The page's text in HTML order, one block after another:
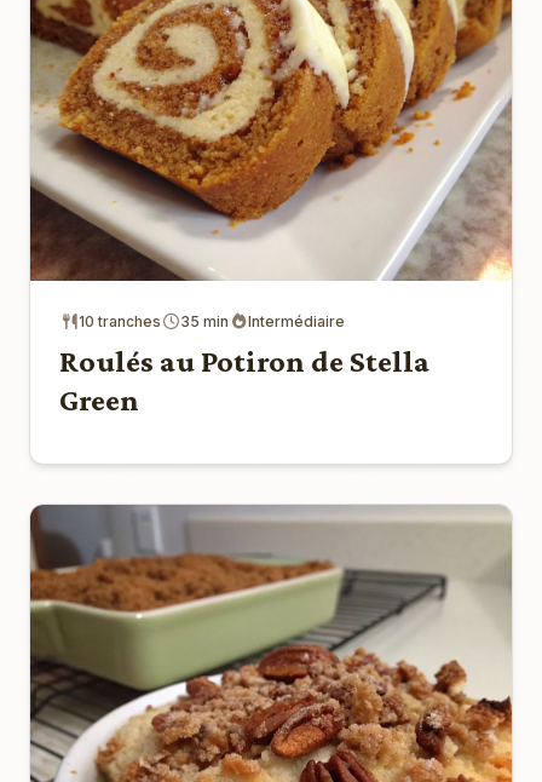
10 tranches 35 min Intermédiaire
Roulés au Potiron de Stella
Green